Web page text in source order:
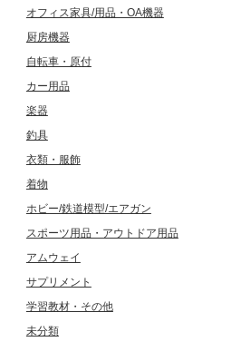
オフィス家具/用品・OA機器
厨房機器
自転車・原付
カー用品
楽器
釣具
衣類・服飾
着物
ホビー/鉄道模型/エアガン
スポーツ用品・アウトドア用品
アムウェイ
サプリメント
学習教材・その他
未分類